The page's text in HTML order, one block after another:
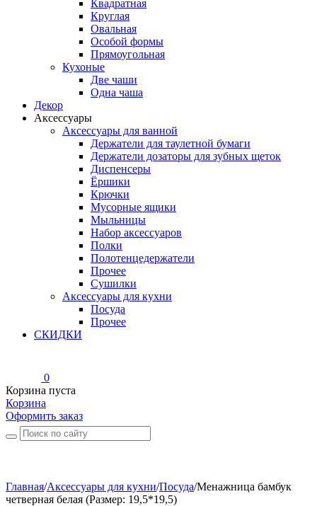
Квадратная
Круглая
Овальная
Особой формы
Прямоугольная
Кухоные
Две чаши
Одна чаша
Декор
Аксессуары
Аксессуары для ванной
Держатели для таулетной бумаги
Держатели дозаторы для зубных щеток
Диспенсеры
Ёршики
Крючки
Мусорные ящики
Мыльницы
Набор аксессуаров
Полки
Полотенцедержатели
Прочее
Сушилки
Аксессуары для кухни
Посуда
Прочее
СКИДКИ
0
Корзина пуста
Корзина
Оформить заказ
Главная/Аксессуары для кухни/Посуда/Менажница бамбук
четверная белая (Размер: 19,5*19,5)